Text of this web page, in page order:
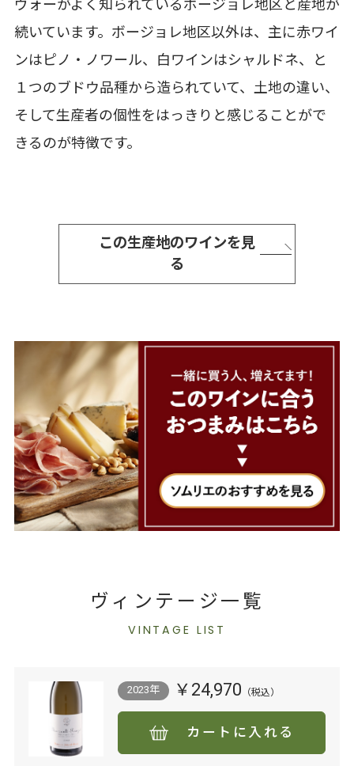
ヴォーがよく知られているボージョレ地区と産地が
続いています。ボージョレ地区以外は、主に赤ワイ
ンはピノ・ノワール、白ワインはシャルドネ、と
１つのブドウ品種から造られていて、土地の違い、
そして生産者の個性をはっきりと感じることがで
きるのが特徴です。
この生産地のワインを見
る
ヴィンテージ一覧
VINTAGE LIST
2023年 ￥24,970
カートに入れる